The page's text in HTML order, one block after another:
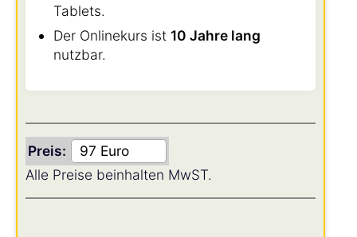
Tablets.
Der Onlinekurs ist 10 Jahre lang
nutzbar.
Preis:
Alle Preise beinhalten MwST.